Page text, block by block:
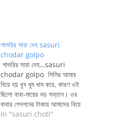
শাশুরির সারা দেহ sasuri
chodar golpo
শাশুরির সারা দেহ…sasuri
chodar golpo লিলির আমার
বিয়ে হয় খুব ধুম ধাম করে, কারণ ওই
ছিলো বাবা-মায়ের বড় সন্তান। ওর
বাবার পেনশনের টাকায় আমাদের বিয়ে
হয় প্রায় বছর খানেক আগে।
In "sasuri choti"